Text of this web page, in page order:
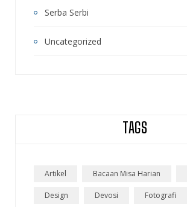
Serba Serbi
Uncategorized
TAGS
Artikel Bacaan Misa Harian
Design Devosi Fotografi